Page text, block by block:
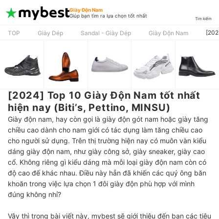
Giày Độn Nam
Giúp bạn tìm ra lựa chọn tốt nhất
Tìm kiếm
TOP Giày Dép Sandal - Giày Dép Giày Độn Nam
[2024] Top 10 Giày Độn Nam tốt nhất
hiện nay (Biti’s, Pettino, MINSU)
Giày độn nam, hay còn gọi là giày độn gót nam hoặc giày tăng
chiều cao dành cho nam giới có tác dụng làm tăng chiều cao
cho người sử dụng. Trên thị trường hiện nay có muôn vàn kiểu
dáng giày độn nam, như giày công sở, giày sneaker, giày cao
cổ. Không riêng gì kiểu dáng mà mỗi loại giày độn nam còn có
độ cao đế khác nhau. Điều này hẳn đã khiến các quý ông băn
khoăn trong việc lựa chọn 1 đôi giày độn phù hợp với mình
đúng không nhỉ?
Vậy thì trong bài viết này, mybest sẽ giới thiệu đến bạn các tiêu